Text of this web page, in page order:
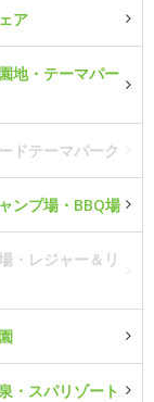
ア
地・テーマパー
ドテーマパーク
ンプ場・BBQ場
・レジャー＆リ
・スパリゾート